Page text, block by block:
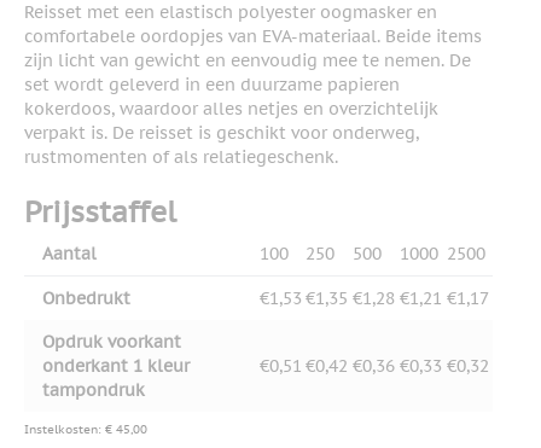
Reisset met een elastisch polyester oogmasker en
comfortabele oordopjes van EVA-materiaal. Beide items
zijn licht van gewicht en eenvoudig mee te nemen. De
set wordt geleverd in een duurzame papieren
kokerdoos, waardoor alles netjes en overzichtelijk
verpakt is. De reisset is geschikt voor onderweg,
rustmomenten of als relatiegeschenk.
Prijsstaffel
Aantal 100 250 500 1000 2500
Onbedrukt €1,53 €1,35 €1,28 €1,21 €1,17
Opdruk voorkant
onderkant 1 kleur
tampondruk
€0,51 €0,42 €0,36 €0,33 €0,32
Instelkosten: € 45,00